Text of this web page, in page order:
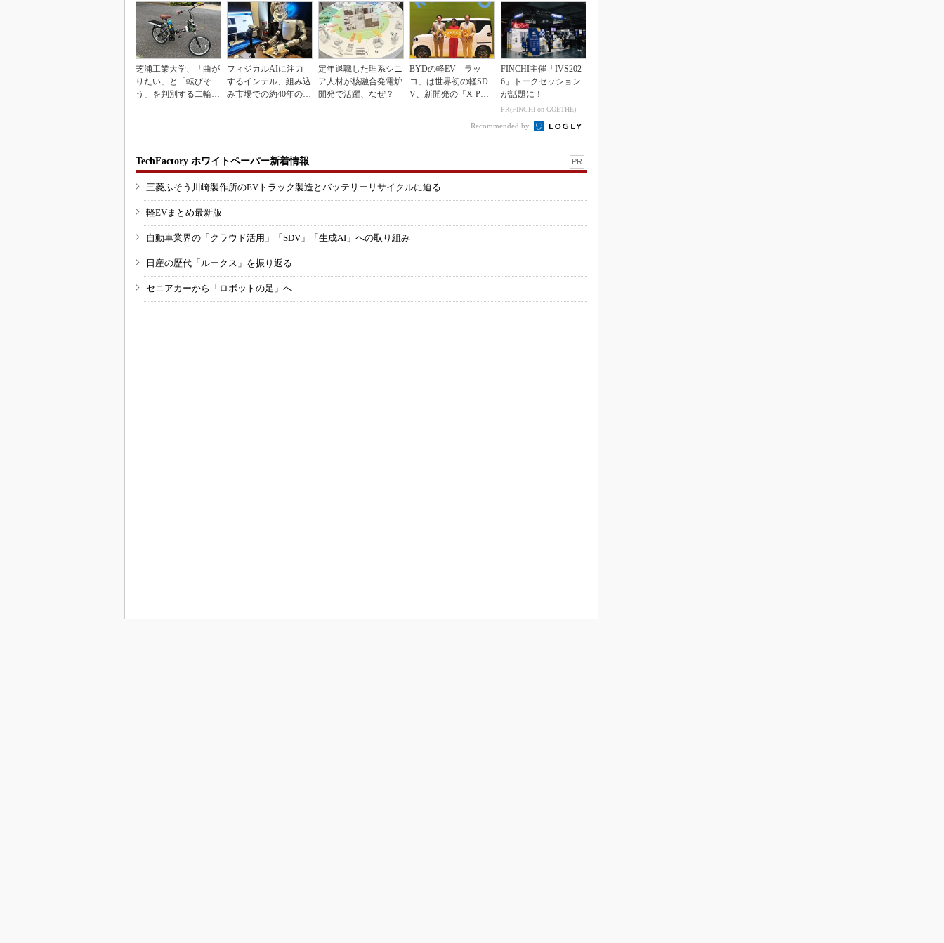
芝浦工業大学、「曲が
りたい」と「転びそ
う」を判別する二輪車
フィジカルAIに注力
するインテル、組み込
み市場での約40年の実
定年退職した理系シニ
ア人材が核融合発電炉
開発で活躍、なぜ？
BYDの軽EV「ラッ
コ」は世界初の軽SD
V、新開発の「X-PAC
FINCHI主催「IVS202
6」トークセッション
が話題に！
PR(FINCHI on GOETHE)
Recommended by
TechFactory ホワイトペーパー新着情報 PR
三菱ふそう川崎製作所のEVトラック製造とバッテリーリサイクルに迫る
軽EVまとめ最新版
自動車業界の「クラウド活用」「SDV」「生成AI」への取り組み
日産の歴代「ルークス」を振り返る
セニアカーから「ロボットの足」へ